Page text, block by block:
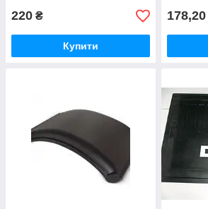
220 ₴
Купити
178,20